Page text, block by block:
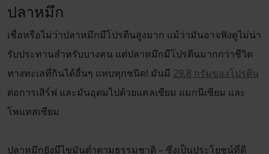
ปลาหมึก
เชื่อหรือไม่ว่าปลาหมึกมีโปรตีนสูงมาก แม้ว่ามันอาจฟังดูไม่น่า
รับประทานสำหรับบางคน แต่ปลาหมึกมีโปรตีนมากกว่าชีวิต
ทางทะเลที่กินได้อื่นๆ แทบทุกชนิด! มันมี 29.8 กรัมของโปรตีน
ต่อการเสิร์ฟ และมันอุดมไปด้วยแคลเซียม แมกนีเซียม และ
โพแทสเซียม
ปลาหมึกยังมีไขมันต่ำตามธรรมชาติ – ซึ่งเป็นประโยชน์ที่ดี